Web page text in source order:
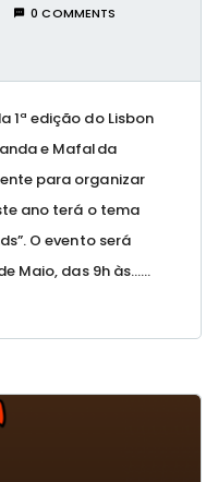
0 COMMENTS
1ª edição do Lisbon
e Mafalda
para organizar
ano terá o tema
O evento será
Maio, das 9h às…...